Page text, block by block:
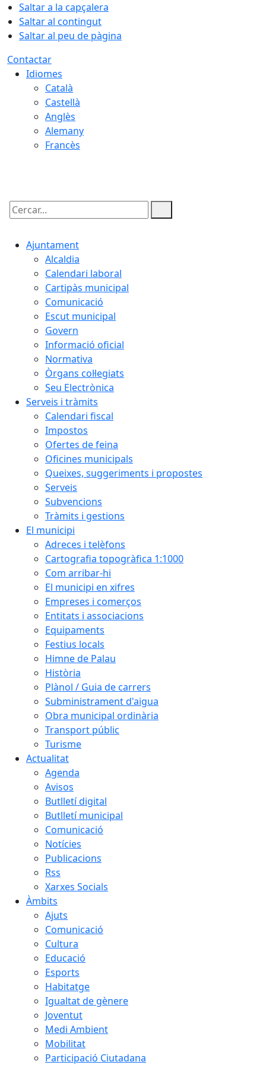
Saltar a la capçalera
Saltar al contingut
Saltar al peu de pàgina
Contactar
Idiomes
Català
Castellà
Anglès
Alemany
Francès
Cercar:
Ajuntament
Alcaldia
Calendari laboral
Cartipàs municipal
Comunicació
Escut municipal
Govern
Informació oficial
Normativa
Òrgans col·legiats
Seu Electrònica
Serveis i tràmits
Calendari fiscal
Impostos
Ofertes de feina
Oficines municipals
Queixes, suggeriments i propostes
Serveis
Subvencions
Tràmits i gestions
El municipi
Adreces i telèfons
Cartografia topogràfica 1:1000
Com arribar-hi
El municipi en xifres
Empreses i comerços
Entitats i associacions
Equipaments
Festius locals
Himne de Palau
Història
Plànol / Guia de carrers
Subministrament d'aigua
Obra municipal ordinària
Transport públic
Turisme
Actualitat
Agenda
Avisos
Butlletí digital
Butlletí municipal
Comunicació
Notícies
Publicacions
Rss
Xarxes Socials
Àmbits
Ajuts
Comunicació
Cultura
Educació
Esports
Habitatge
Igualtat de gènere
Joventut
Medi Ambient
Mobilitat
Participació Ciutadana